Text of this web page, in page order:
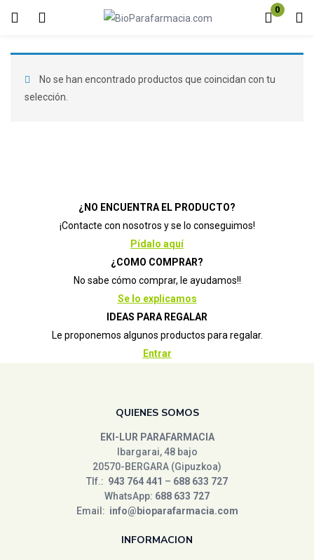
0
Inicio de sesión Registro
Introduzca su nombre de usuario y contraseña para iniciar sesión.
No se han encontrado productos que coincidan con tu
selección.
¿NO ENCUENTRA EL PRODUCTO?
¡Contacte con nosotros y se lo conseguimos!
Pídalo aquí
¿COMO COMPRAR?
No sabe cómo comprar, le ayudamos!!
Se lo explicamos
IDEAS PARA REGALAR
Le proponemos algunos productos para regalar.
Entrar
QUIENES SOMOS
EKI-LUR PARAFARMACIA
Ibargarai, 48 bajo
20570-BERGARA (Gipuzkoa)
Tlf.: 943 764 441 – 688 633 727
WhatsApp: 688 633 727
Email: info@bioparafarmacia.com
INFORMACION